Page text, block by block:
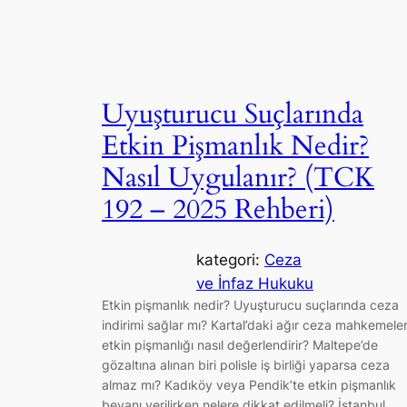
Uyuşturucu Suçlarında
Etkin Pişmanlık Nedir?
Nasıl Uygulanır? (TCK
192 – 2025 Rehberi)
kategori: Ceza
ve İnfaz Hukuku
Etkin pişmanlık nedir? Uyuşturucu suçlarında ceza
indirimi sağlar mı? Kartal’daki ağır ceza
etkin pişmanlığı nasıl değerlendirir? Maltepe’de
gözaltına alınan biri polisle iş birliği yaparsa ceza
almaz mı? Kadıköy veya Pendik’te etkin pişmanlık